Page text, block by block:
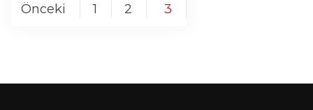
Önceki 1 2 3